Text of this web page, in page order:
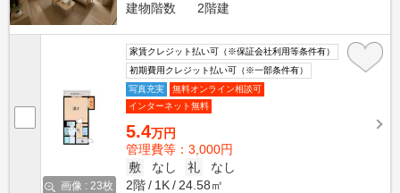
建物階数
2階建
画像 : 23枚
家賃クレジット払い可（※保証会社利用等条件有）
初期費用クレジット払い可（※一部条件有）
写真充実
無料オンライン相談可
インターネット無料
5.4万円
管理費等：3,000円
敷
なし 礼
なし
2階
1K 24.58㎡